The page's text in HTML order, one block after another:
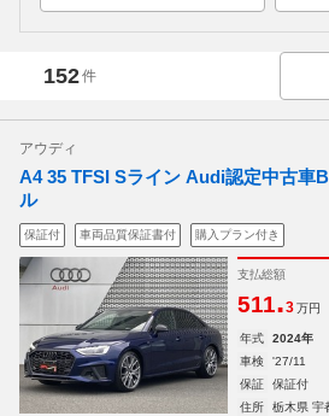
152件
アウディ
A4 35 TFSI Sライン Audi認定中古車
ル
保証付 車両品質保証書付 購入プラン付き
支払総額
511.3 万円
年式 2024年
車検
'27/11
保証
保証付
住所
栃木県 宇